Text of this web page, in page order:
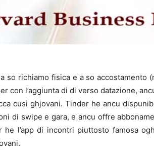
so richiamo fisica e a so accostamento
con l’aggiunta di di verso datazione,
cusi ghjovani. Tinder he ancu
di swipe e gara, e ancu offre
he l’app di incontri piuttosto famosa